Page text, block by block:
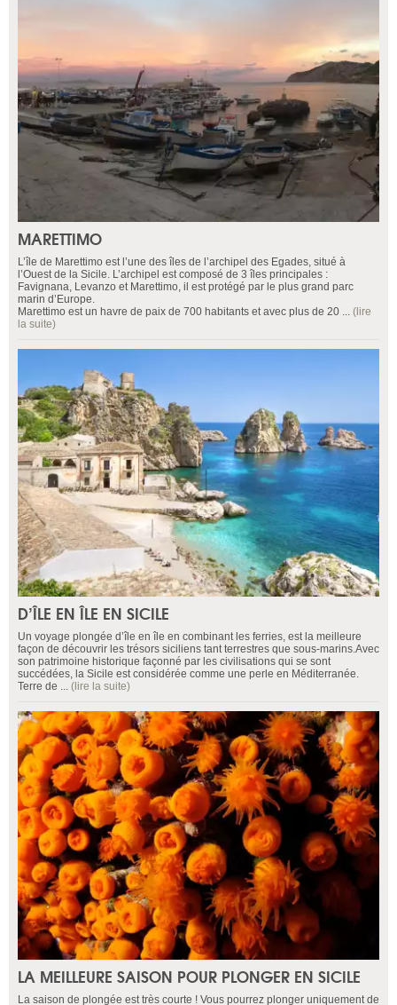
MARETTIMO
L’île de Marettimo est l’une des îles de l’archipel des Egades, situé à
l’Ouest de la Sicile. L’archipel est composé de 3 îles principales :
Favignana, Levanzo et Marettimo, il est protégé par le plus grand parc
marin d’Europe.
Marettimo est un havre de paix de 700 habitants et avec plus de 20 ... (lire
la suite)
D’ÎLE EN ÎLE EN SICILE
Un voyage plongée d’île en île en combinant les ferries, est la meilleure
façon de découvrir les trésors siciliens tant terrestres que sous-marins.Avec
son patrimoine historique façonné par les civilisations qui se sont
succédées, la Sicile est considérée comme une perle en Méditerranée.
Terre de ... (lire la suite)
LA MEILLEURE SAISON POUR PLONGER EN SICILE
La saison de plongée est très courte ! Vous pourrez plonger uniquement de